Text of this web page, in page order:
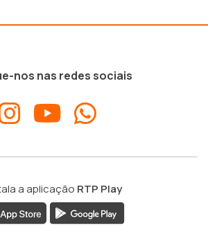
nos nas redes sociais
a aplicação RTP Play